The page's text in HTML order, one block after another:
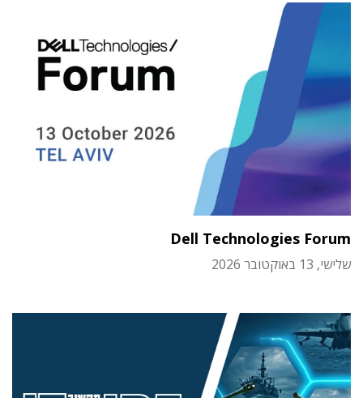
Dell Technologies Forum
שלישי, 13 באוקטובר 2026